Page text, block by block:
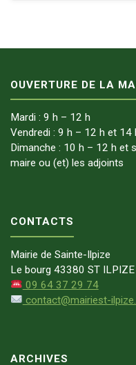
OUVERTURE DE LA
Mardi : 9 h – 12 h
Vendredi : 9 h – 12 h et 14
Dimanche : 10 h – 12 h et
maire ou (et) les adjoints
CONTACTS
Mairie de Sainte-Ilpize
Le bourg 43380 ST ILPIZE
09 64 37 29 74
contact@mairiest-
ARCHIVES